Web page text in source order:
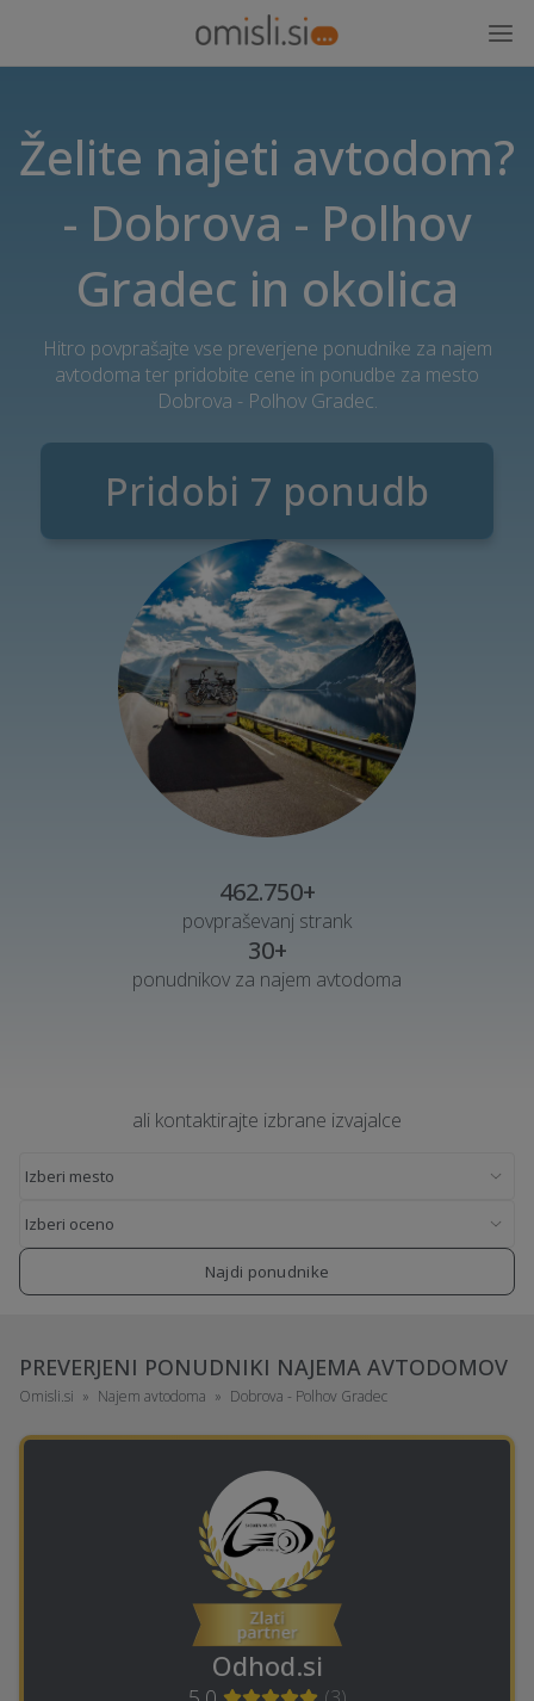
Želite najeti avtodom?
- Dobrova - Polhov
Gradec in okolica
Hitro povprašajte vse preverjene ponudnike za najem
avtodoma ter pridobite cene in ponudbe za mesto
Dobrova - Polhov Gradec.
Pridobi 7 ponudb
462.750+
povpraševanj strank
30+
ponudnikov za najem avtodoma
ali kontaktirajte izbrane izvajalce
Najdi ponudnike
PREVERJENI PONUDNIKI NAJEMA AVTODOMOV
Omisli.si Najem avtodoma Dobrova - Polhov Gradec
Odhod.si